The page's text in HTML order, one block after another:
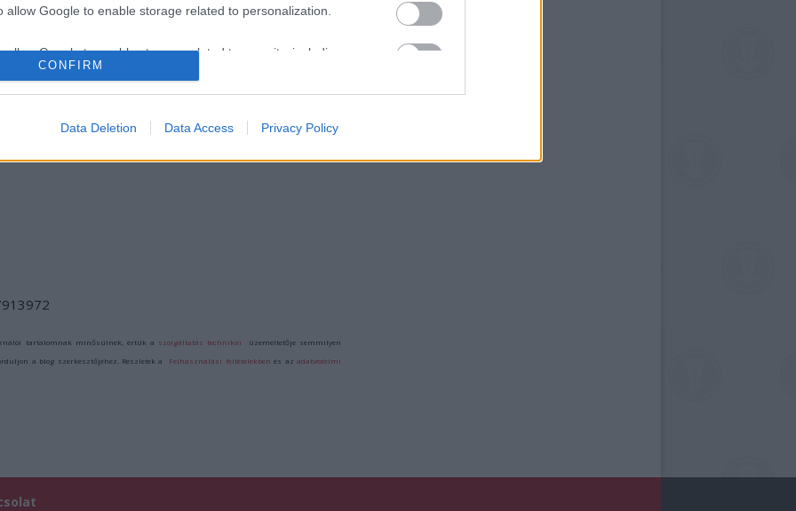
allow Google to enable storage related to personalization.
allow Google to enable storage related to security, including
functionality and fraud prevention, and other user protection.
CONFIRM
Data Deletion Data Access Privacy Policy
tartalomnak minősülnek, értük a szolgáltatás technikai üzemeltetője semmilyen
a blog szerkesztőjéhez. Részletek a Felhasználási feltételekben és azadatvédelmi